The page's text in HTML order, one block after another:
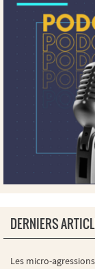
DERNIERS
Les micro-